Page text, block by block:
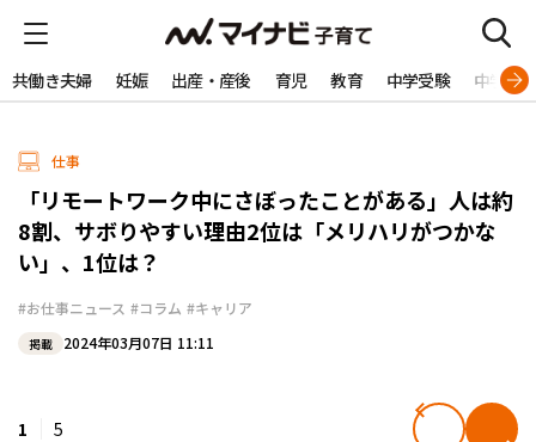
共働き夫婦 妊娠 出産・産後 育児 教育 中学受験 中学生
仕事
「リモートワーク中にさぼったことがある」人は約
8割、サボりやすい理由2位は「メリハリがつかな
い」、1位は？
#お仕事ニュース #コラム #キャリア
掲載 2024年03月07日 11:11
1 5